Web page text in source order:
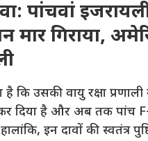
पांचवां
मार गिराया,
है कि उसकी वायु रक्षा
दिया है और अब तक पांच F-
इन दावों की स्वतंत्र